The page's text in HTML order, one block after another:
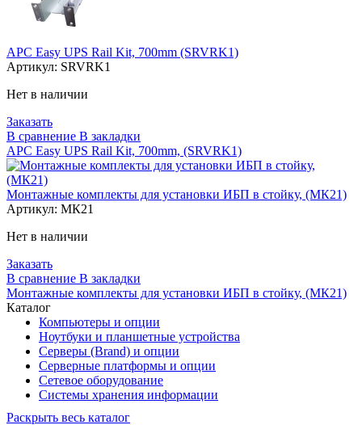
APC Easy UPS Rail Kit, 700mm (SRVRK1)
Артикул: SRVRK1
Нет в наличии
Заказать
В сравнение В закладки
APC Easy UPS Rail Kit, 700mm, (SRVRK1)
Монтажные комплекты для установки ИБП в стойку, (МК21)
Артикул: МК21
Нет в наличии
Заказать
В сравнение В закладки
Монтажные комплекты для установки ИБП в стойку, (МК21)
Каталог
Компьютеры и опции
Ноутбуки и планшетные устройства
Серверы (Brand) и опции
Серверные платформы и опции
Сетевое оборудование
Системы хранения информации
Раскрыть весь каталог